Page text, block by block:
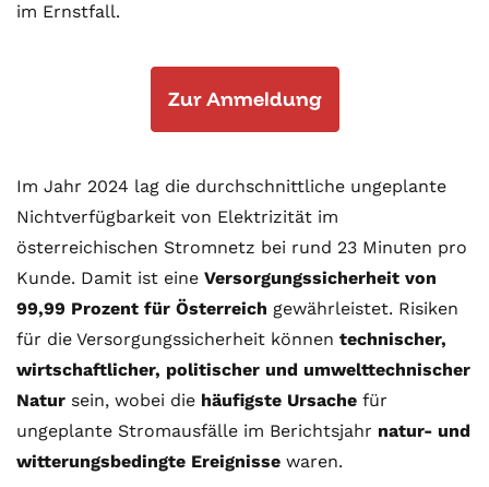
im Ernstfall.
Zur Anmeldung
Im Jahr 2024 lag die durchschnittliche ungeplante
Nichtverfügbarkeit von Elektrizität im
österreichischen Stromnetz bei rund 23 Minuten pro
Kunde. Damit ist eine Versorgungssicherheit von
99,99 Prozent für Österreich gewährleistet. Risiken
für die Versorgungssicherheit können technischer,
wirtschaftlicher, politischer und umwelttechnischer
Natur sein, wobei die häufigste Ursache für
ungeplante Stromausfälle im Berichtsjahr natur- und
witterungsbedingte Ereignisse waren.